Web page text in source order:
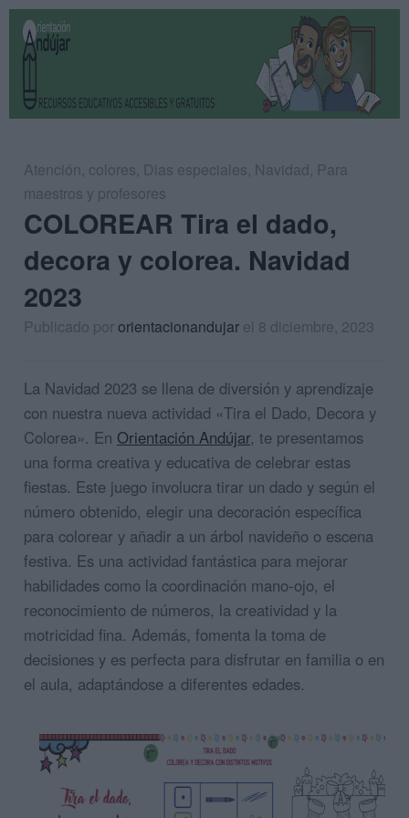
Atención, colores, Dias especiales, Navidad, Para
maestros y profesores
COLOREAR Tira el dado,
decora y colorea. Navidad
2023
Publicado pororientacionandujar el 8 diciembre, 2023
La Navidad 2023 se llena de diversión y aprendizaje
con nuestra nueva actividad «Tira el Dado, Decora y
Colorea». En Orientación Andújar, te presentamos
una forma creativa y educativa de celebrar estas
fiestas. Este juego involucra tirar un dado y según el
número obtenido, elegir una decoración específica
para colorear y añadir a un árbol navideño o escena
festiva. Es una actividad fantástica para mejorar
habilidades como la coordinación mano-ojo, el
reconocimiento de números, la creatividad y la
motricidad fina. Además, fomenta la toma de
decisiones y es perfecta para disfrutar en familia o en
el aula, adaptándose a diferentes edades.